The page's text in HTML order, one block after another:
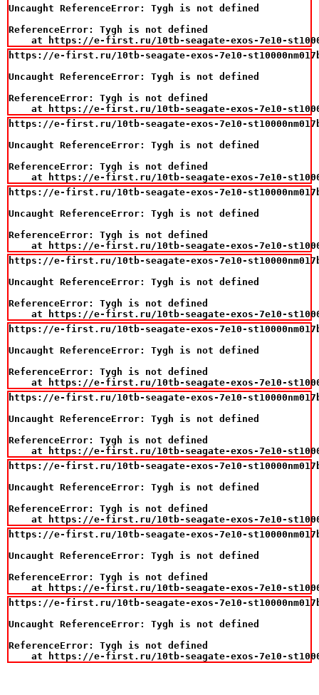
Uncaught ReferenceError: Tygh is not defined
ReferenceError: Tygh is not defined
at https://e-first.ru/10tb-seagate-exos-7e10-
https://e-first.ru/10tb-seagate-exos-7e10-
Uncaught ReferenceError: Tygh is not defined
ReferenceError: Tygh is not defined
at https://e-first.ru/10tb-seagate-exos-7e10-
https://e-first.ru/10tb-seagate-exos-7e10-
Uncaught ReferenceError: Tygh is not defined
ReferenceError: Tygh is not defined
at https://e-first.ru/10tb-seagate-exos-7e10-
https://e-first.ru/10tb-seagate-exos-7e10-
Uncaught ReferenceError: Tygh is not defined
ReferenceError: Tygh is not defined
at https://e-first.ru/10tb-seagate-exos-7e10-
https://e-first.ru/10tb-seagate-exos-7e10-
Uncaught ReferenceError: Tygh is not defined
ReferenceError: Tygh is not defined
at https://e-first.ru/10tb-seagate-exos-7e10-
https://e-first.ru/10tb-seagate-exos-7e10-
Uncaught ReferenceError: Tygh is not defined
ReferenceError: Tygh is not defined
at https://e-first.ru/10tb-seagate-exos-7e10-
https://e-first.ru/10tb-seagate-exos-7e10-
Uncaught ReferenceError: Tygh is not defined
ReferenceError: Tygh is not defined
at https://e-first.ru/10tb-seagate-exos-7e10-
https://e-first.ru/10tb-seagate-exos-7e10-
Uncaught ReferenceError: Tygh is not defined
ReferenceError: Tygh is not defined
at https://e-first.ru/10tb-seagate-exos-7e10-
https://e-first.ru/10tb-seagate-exos-7e10-
Uncaught ReferenceError: Tygh is not defined
ReferenceError: Tygh is not defined
at https://e-first.ru/10tb-seagate-exos-7e10-
https://e-first.ru/10tb-seagate-exos-7e10-
Uncaught ReferenceError: Tygh is not defined
ReferenceError: Tygh is not defined
at https://e-first.ru/10tb-seagate-exos-7e10-